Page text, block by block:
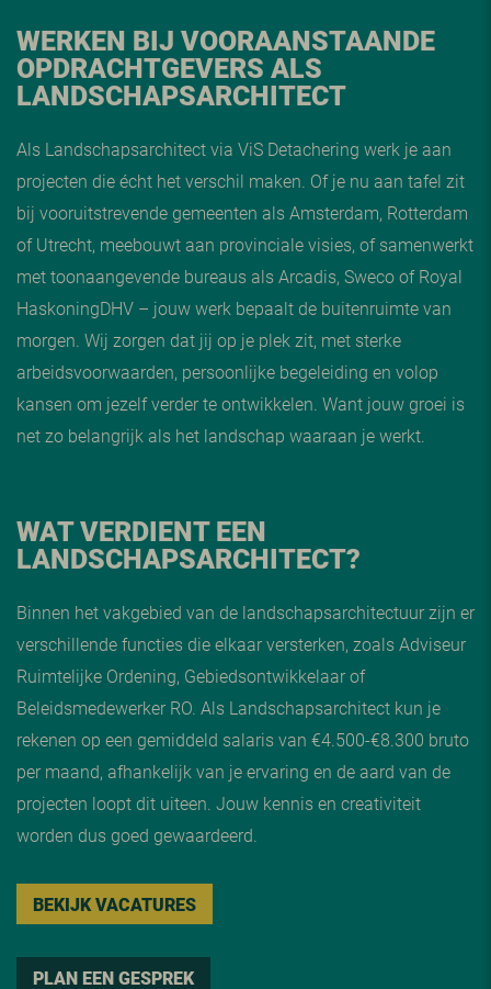
WERKEN BIJ VOORAANSTAANDE
OPDRACHTGEVERS ALS
LANDSCHAPSARCHITECT
Als Landschapsarchitect via ViS Detachering werk je aan
projecten die écht het verschil maken. Of je nu aan tafel zit
bij vooruitstrevende gemeenten als Amsterdam, Rotterdam
of Utrecht, meebouwt aan provinciale visies, of samenwerkt
met toonaangevende bureaus als Arcadis, Sweco of Royal
HaskoningDHV – jouw werk bepaalt de buitenruimte van
morgen. Wij zorgen dat jij op je plek zit, met sterke
arbeidsvoorwaarden, persoonlijke begeleiding en volop
kansen om jezelf verder te ontwikkelen. Want jouw groei is
net zo belangrijk als het landschap waaraan je werkt.
WAT VERDIENT EEN
LANDSCHAPSARCHITECT?
Binnen het vakgebied van de landschapsarchitectuur zijn er
verschillende functies die elkaar versterken, zoals Adviseur
Ruimtelijke Ordening, Gebiedsontwikkelaar of
Beleidsmedewerker RO. Als Landschapsarchitect kun je
rekenen op een gemiddeld salaris van €4.500-€8.300 bruto
per maand, afhankelijk van je ervaring en de aard van de
projecten loopt dit uiteen. Jouw kennis en creativiteit
worden dus goed gewaardeerd.
BEKIJK VACATURES
PLAN EEN GESPREK